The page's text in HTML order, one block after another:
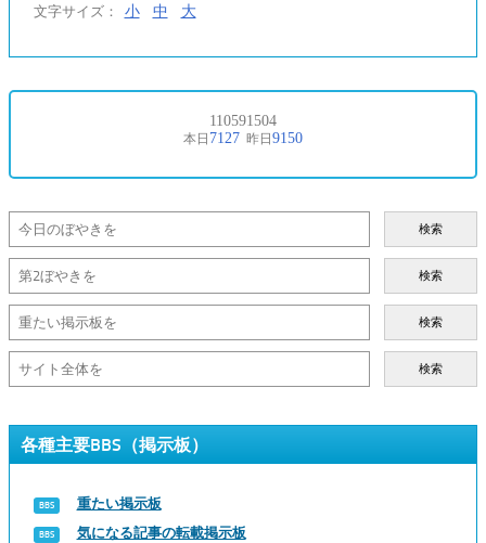
文字サイズ： 小 中 大
検索
検索
検索
検索
各種主要BBS（掲示板）
重たい掲示板
気になる記事の転載掲示板